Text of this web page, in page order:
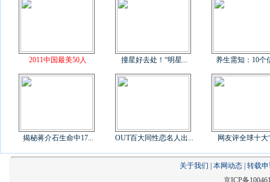
2011中国最美50人 撞星好去处！“明星... 养生需知：10个
揭秘蒋介石生命中17... OUT百大同性恋名人出... 网友评全球十大
关于我们 本网动态 转载
京ICP备